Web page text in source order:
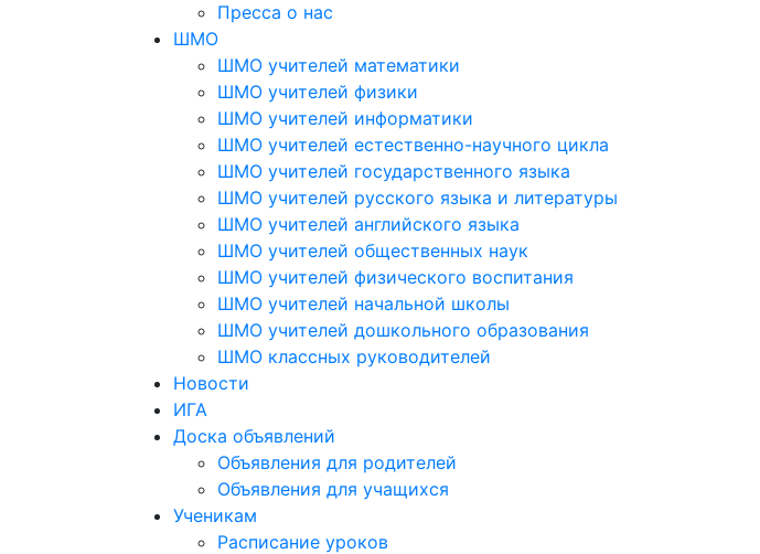
Пресса о нас
ШМО
ШМО учителей математики
ШМО учителей физики
ШМО учителей информатики
ШМО учителей естественно-научного цикла
ШМО учителей государственного языка
ШМО учителей русского языка и литературы
ШМО учителей английского языка
ШМО учителей общественных наук
ШМО учителей физического воспитания
ШМО учителей начальной школы
ШМО учителей дошкольного образования
ШМО классных руководителей
Новости
ИГА
Доска объявлений
Объявления для родителей
Объявления для учащихся
Ученикам
Расписание уроков